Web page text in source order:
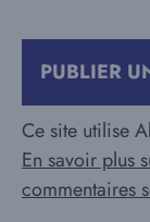
Ce site utilise
En savoir plus
commentaires